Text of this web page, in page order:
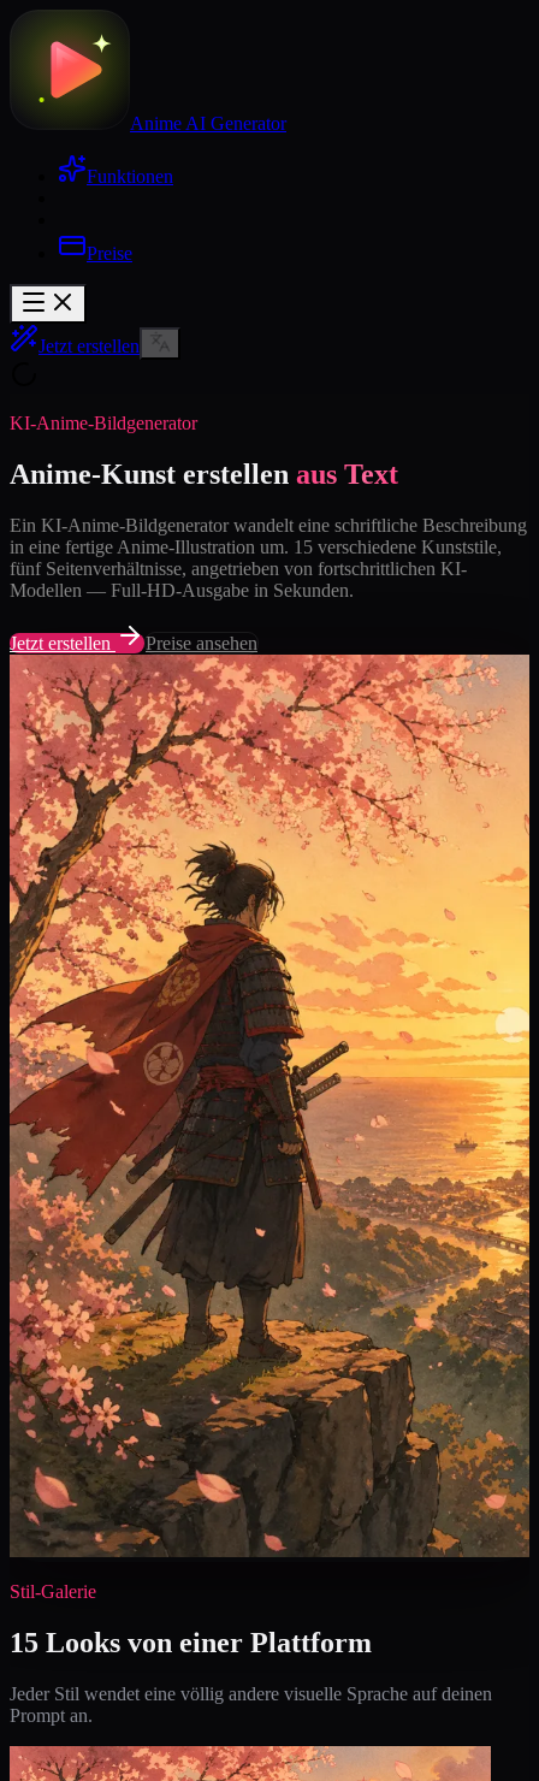
Anime AI Generator
Funktionen
Preise
Jetzt erstellen
KI-Anime-Bildgenerator
Anime-Kunst erstellen aus Text
Ein KI-Anime-Bildgenerator wandelt eine schriftliche Beschreibung
in eine fertige Anime-Illustration um. 15 verschiedene Kunststile,
fünf Seitenverhältnisse, angetrieben von fortschrittlichen KI-
Modellen — Full-HD-Ausgabe in Sekunden.
Jetzt erstellen Preise ansehen
Stil-Galerie
15 Looks von einer Plattform
Jeder Stil wendet eine völlig andere visuelle Sprache auf deinen
Prompt an.